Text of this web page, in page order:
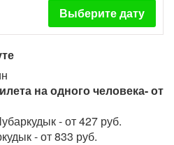
Выберите дату
на одного человека- от
- от 427 руб.
- от 833 руб.